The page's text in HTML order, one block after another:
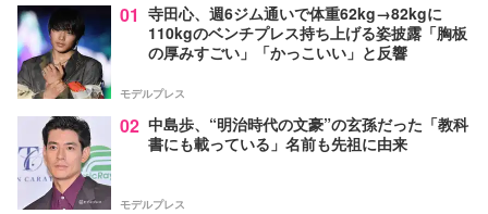
01 寺田心、週6ジム通いで体重62kg→82kgに
110kgのベンチプレス持ち上げる姿披露「胸板
の厚みすごい」「かっこいい」と反響
モデルプレス
02 中島歩、“明治時代の文豪”の玄孫だった「教科
書にも載っている」名前も先祖に由来
モデルプレス